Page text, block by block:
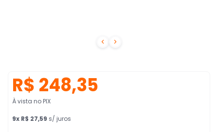
 
R$ 248,35
À vista no PIX
9x R$ 27,59 s/ juros